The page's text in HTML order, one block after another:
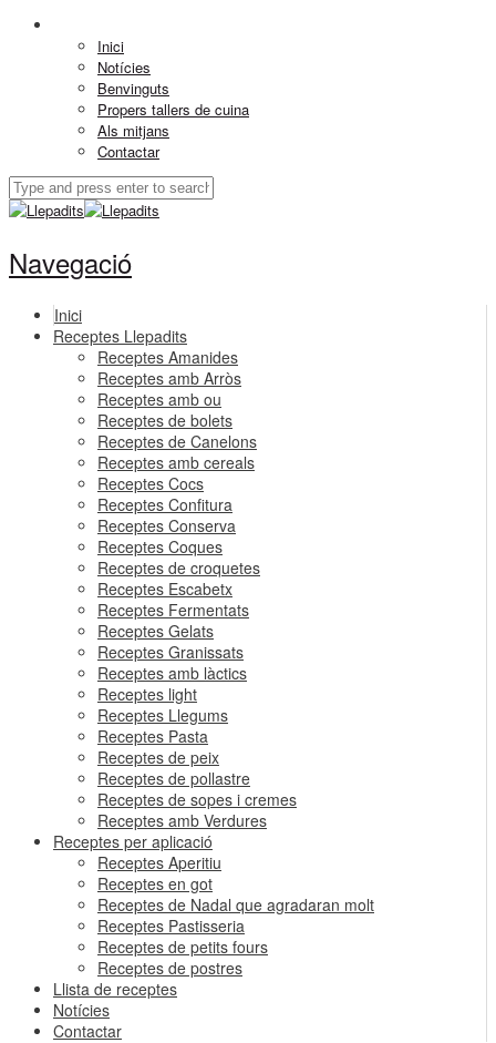
Inici
Notícies
Benvinguts
Propers tallers de cuina
Als mitjans
Contactar
Navegació
Inici
Receptes Llepadits
Receptes Amanides
Receptes amb Arròs
Receptes amb ou
Receptes de bolets
Receptes de Canelons
Receptes amb cereals
Receptes Cocs
Receptes Confitura
Receptes Conserva
Receptes Coques
Receptes de croquetes
Receptes Escabetx
Receptes Fermentats
Receptes Gelats
Receptes Granissats
Receptes amb làctics
Receptes light
Receptes Llegums
Receptes Pasta
Receptes de peix
Receptes de pollastre
Receptes de sopes i cremes
Receptes amb Verdures
Receptes per aplicació
Receptes Aperitiu
Receptes en got
Receptes de Nadal que agradaran molt
Receptes Pastisseria
Receptes de petits fours
Receptes de postres
Llista de receptes
Notícies
Contactar